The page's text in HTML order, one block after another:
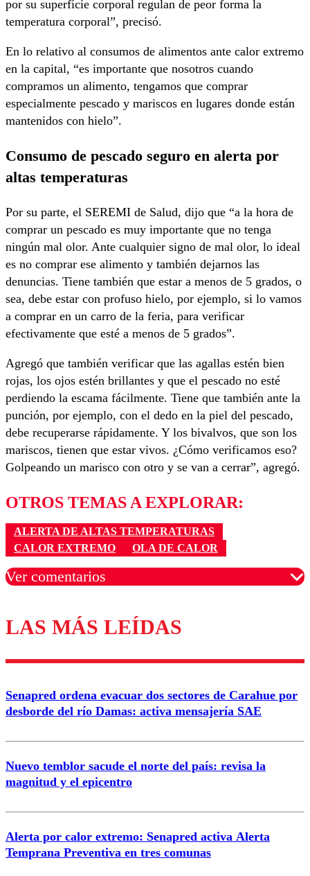
por su superficie corporal regulan de peor forma la
temperatura corporal”, precisó.
En lo relativo al consumos de alimentos ante calor extremo
en la capital, “es importante que nosotros cuando
compramos un alimento, tengamos que comprar
especialmente pescado y mariscos en lugares donde están
mantenidos con hielo”.
Consumo de pescado seguro en alerta por
altas temperaturas
Por su parte, el SEREMI de Salud, dijo que “a la hora de
comprar un pescado es muy importante que no tenga
ningún mal olor. Ante cualquier signo de mal olor, lo ideal
es no comprar ese alimento y también dejarnos las
denuncias. Tiene también que estar a menos de 5 grados, o
sea, debe estar con profuso hielo, por ejemplo, si lo vamos
a comprar en un carro de la feria, para verificar
efectivamente que esté a menos de 5 grados”.
Agregó que también verificar que las agallas estén bien
rojas, los ojos estén brillantes y que el pescado no esté
perdiendo la escama fácilmente. Tiene que también ante la
punción, por ejemplo, con el dedo en la piel del pescado,
debe recuperarse rápidamente. Y los bivalvos, que son los
mariscos, tienen que estar vivos. ¿Cómo verificamos eso?
Golpeando un marisco con otro y se van a cerrar”, agregó.
OTROS TEMAS A EXPLORAR:
ALERTA DE ALTAS TEMPERATURAS
CALOR EXTREMO
OLA DE CALOR
Ver comentarios
Los comentarios son moderados para garantizar un
diálogo respetuoso.
Nombre
Correo
LAS MÁS LEÍDAS
Senapred ordena evacuar dos sectores de Carahue por
desborde del río Damas: activa mensajería SAE
Nuevo temblor sacude el norte del país: revisa la
magnitud y el epicentro
Alerta por calor extremo: Senapred activa Alerta
Temprana Preventiva en tres comunas